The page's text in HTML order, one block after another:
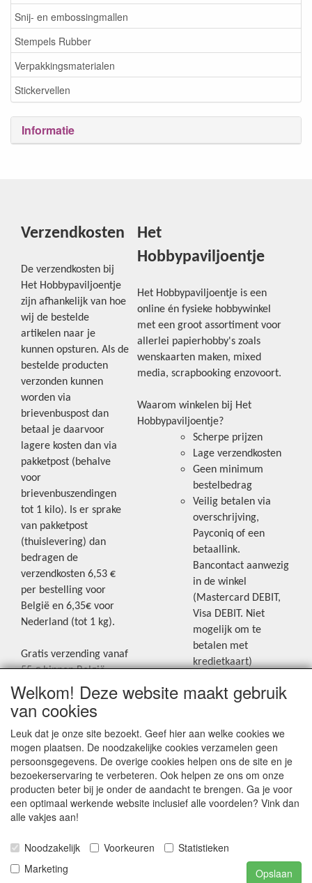
Snij- en embossingmallen
Stempels Rubber
Verpakkingsmaterialen
Stickervellen
Informatie
Verzendkosten
De verzendkosten bij
Het Hobbypaviljoentje
zijn afhankelijk van hoe
wij de bestelde
artikelen naar je
kunnen opsturen. Als de
bestelde producten
verzonden kunnen
worden via
brievenbuspost dan
betaal je daarvoor
lagere kosten dan via
pakketpost (behalve
voor
brievenbuszendingen
tot 1 kilo). Is er sprake
van pakketpost
(thuislevering) dan
bedragen de
verzendkosten 6,53 €
per bestelling voor
België en 6,35€ voor
Nederland (tot 1 kg).
Gratis verzending vanaf
55 € binnen België.
Gratis verzending vanaf
65 € naar Nederland.
Levering andere
landen: geen gratis
verzending, portkosten
worden aangerekend.
Zie voor een overzicht
van alle verzendkosten
"Verzendkosten" op de
homepagina.
Het
Hobbypaviljoentje
Het Hobbypaviljoentje is een
online én fysieke hobbywinkel
met een groot assortiment voor
allerlei papierhobby's zoals
wenskaarten maken, mixed
media, scrapbooking enzovoort.
Waarom winkelen bij Het
Hobbypaviljoentje?
Scherpe prijzen
Lage verzendkosten
Geen minimum
bestelbedrag
Veilig betalen via
overschrijving,
Payconiq of een
betaallink.
Bancontact aanwezig
in de winkel
(Mastercard DEBIT,
Visa DEBIT. Niet
mogelijk om te
betalen met
kredietkaart)
Blijf op de hoogte van de laatste
onze Facebookpagina.
Welkom! Deze website maakt gebruik
van cookies
Leuk dat je onze site bezoekt. Geef hier aan welke cookies we
mogen plaatsen. De noodzakelijke cookies verzamelen geen
persoonsgegevens. De overige cookies helpen ons de site en je
bezoekerservaring te verbeteren. Ook helpen ze ons om onze
producten beter bij je onder de aandacht te brengen. Ga je voor
een optimaal werkende website inclusief alle voordelen? Vink dan
alle vakjes aan!
Noodzakelijk Voorkeuren
Statistieken
Marketing
Opslaan